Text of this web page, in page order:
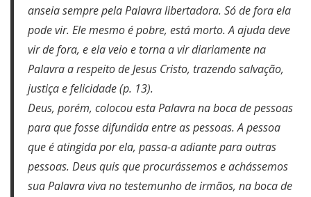
anseia sempre pela Palavra libertadora. Só de fora ela
pode vir. Ele mesmo é pobre, está morto. A ajuda deve
vir de fora, e ela veio e torna a vir diariamente na
Palavra a respeito de Jesus Cristo, trazendo salvação,
justiça e felicidade (p. 13).
Deus, porém, colocou esta Palavra na boca de pessoas
para que fosse difundida entre as pessoas. A pessoa
que é atingida por ela, passa-a adiante para outras
pessoas. Deus quis que procurássemos e achássemos
sua Palavra viva no testemunho de irmãos, na boca de